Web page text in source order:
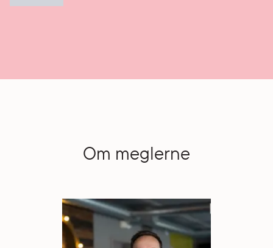
Om meglerne